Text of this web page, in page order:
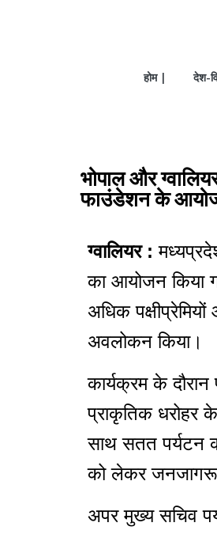
होम | देश-
भोपाल और
फाउंडेशन के
ग्वालियर :
का आयोजन किया
अधिक
अवलोकन किया।
कार्यक्रम के दौरान
प्राकृतिक धरोहर
साथ सतत पर्यटन
को लेकर
अपर मुख्य सचिव